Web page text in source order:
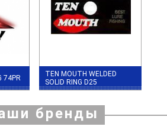
74PR
TEN MOUTH WELDED
SOLID RING D25
бренды